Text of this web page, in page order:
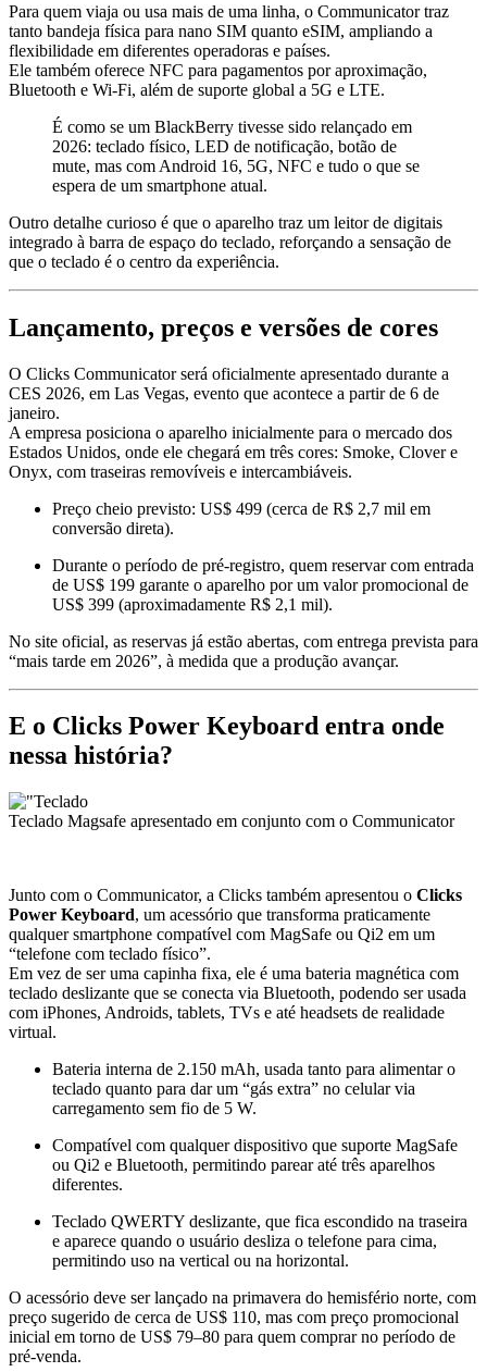
Para quem viaja ou usa mais de uma linha, o Communicator traz
tanto bandeja física para nano SIM quanto eSIM, ampliando a
flexibilidade em diferentes operadoras e países.
Ele também oferece NFC para pagamentos por aproximação,
Bluetooth e Wi-Fi, além de suporte global a 5G e LTE.
É como se um BlackBerry tivesse sido relançado em
2026: teclado físico, LED de notificação, botão de
mute, mas com Android 16, 5G, NFC e tudo o que se
espera de um smartphone atual.
Outro detalhe curioso é que o aparelho traz um leitor de digitais
integrado à barra de espaço do teclado, reforçando a sensação de
que o teclado é o centro da experiência.
Lançamento, preços e versões de cores
O Clicks Communicator será oficialmente apresentado durante a
CES 2026, em Las Vegas, evento que acontece a partir de 6 de
janeiro.
A empresa posiciona o aparelho inicialmente para o mercado dos
Estados Unidos, onde ele chegará em três cores: Smoke, Clover e
Onyx, com traseiras removíveis e intercambiáveis.
Preço cheio previsto: US$ 499 (cerca de R$ 2,7 mil em
conversão direta).
Durante o período de pré-registro, quem reservar com entrada
de US$ 199 garante o aparelho por um valor promocional de
US$ 399 (aproximadamente R$ 2,1 mil).
No site oficial, as reservas já estão abertas, com entrega prevista para
“mais tarde em 2026”, à medida que a produção avançar.
E o Clicks Power Keyboard entra onde
nessa história?
Teclado Magsafe apresentado em conjunto com o Communicator
Junto com o Communicator, a Clicks também apresentou o Clicks
Power Keyboard, um acessório que transforma praticamente
qualquer smartphone compatível com MagSafe ou Qi2 em um
“telefone com teclado físico”.
Em vez de ser uma capinha fixa, ele é uma bateria magnética com
teclado deslizante que se conecta via Bluetooth, podendo ser usada
com iPhones, Androids, tablets, TVs e até headsets de realidade
virtual.
Bateria interna de 2.150 mAh, usada tanto para alimentar o
teclado quanto para dar um “gás extra” no celular via
carregamento sem fio de 5 W.
Compatível com qualquer dispositivo que suporte MagSafe
ou Qi2 e Bluetooth, permitindo parear até três aparelhos
diferentes.
Teclado QWERTY deslizante, que fica escondido na traseira
e aparece quando o usuário desliza o telefone para cima,
permitindo uso na vertical ou na horizontal.
O acessório deve ser lançado na primavera do hemisfério norte, com
preço sugerido de cerca de US$ 110, mas com preço promocional
inicial em torno de US$ 79–80 para quem comprar no período de
pré-venda.